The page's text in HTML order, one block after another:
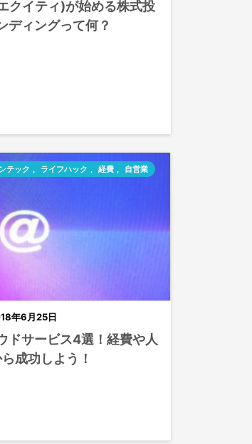
クイティ)が始める株式投
ディングって何？
年6月25日
テック ライフハック 経費 自営業
ドサービス4選！経費や人
成功しよう！